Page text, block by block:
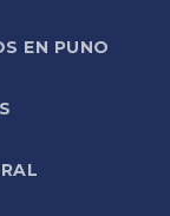
EN PUNO